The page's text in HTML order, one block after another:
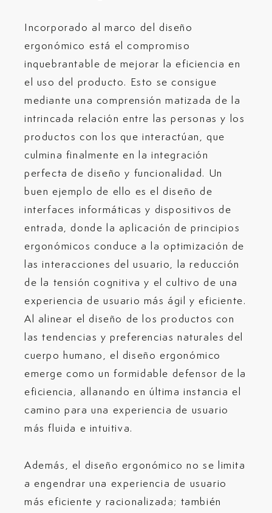
Incorporado al marco del diseño
ergonómico está el compromiso
inquebrantable de mejorar la eficiencia en
el uso del producto. Esto se consigue
mediante una comprensión matizada de la
intrincada relación entre las personas y los
productos con los que interactúan, que
culmina finalmente en la integración
perfecta de diseño y funcionalidad. Un
buen ejemplo de ello es el diseño de
interfaces informáticas y dispositivos de
entrada, donde la aplicación de principios
ergonómicos conduce a la optimización de
las interacciones del usuario, la reducción
de la tensión cognitiva y el cultivo de una
experiencia de usuario más ágil y eficiente.
Al alinear el diseño de los productos con
las tendencias y preferencias naturales del
cuerpo humano, el diseño ergonómico
emerge como un formidable defensor de la
eficiencia, allanando en última instancia el
camino para una experiencia de usuario
más fluida e intuitiva.
Además, el diseño ergonómico no se limita
a engendrar una experiencia de usuario
más eficiente y racionalizada; también